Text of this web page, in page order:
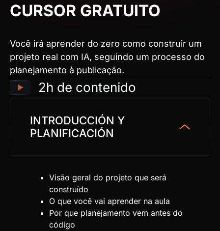
CURSOR GRATUITO
Você irá aprender do zero como construir um
projeto real com IA, seguindo um processo do
planejamento à publicação.
2h de contenido
INTRODUCCIÓN Y
PLANIFICACIÓN
Visão geral do projeto que será
construído
O que você vai aprender na aula
Por que planejamento vem antes do
código